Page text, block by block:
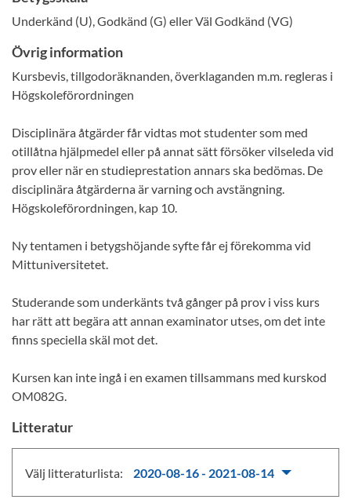
Underkänd (U), Godkänd (G) eller Väl Godkänd (VG)
Övrig information
Kursbevis, tillgodoräknanden, överklaganden m.m. regleras i
Högskoleförordningen
Disciplinära åtgärder får vidtas mot studenter som med
otillåtna hjälpmedel eller på annat sätt försöker vilseleda vid
prov eller när en studieprestation annars ska bedömas. De
disciplinära åtgärderna är varning och avstängning.
Högskoleförordningen, kap 10.
Ny tentamen i betygshöjande syfte får ej förekomma vid
Mittuniversitetet.
Studerande som underkänts två gånger på prov i viss kurs
har rätt att begära att annan examinator utses, om det inte
finns speciella skäl mot det.
Kursen kan inte ingå i en examen tillsammans med kurskod
OM082G.
Litteratur
Välj litteraturlista: 2020-08-16 - 2021-08-14